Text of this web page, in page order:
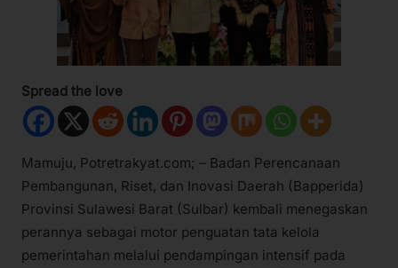
Spread the love
Mamuju, Potretrakyat.com; – Badan Perencanaan
Pembangunan, Riset, dan Inovasi Daerah (Bapperida)
Provinsi Sulawesi Barat (Sulbar) kembali menegaskan
perannya sebagai motor penguatan tata kelola
pemerintahan melalui pendampingan intensif pada